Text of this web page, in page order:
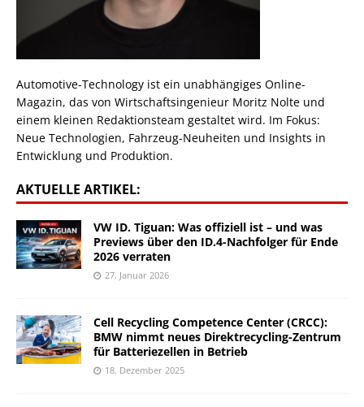
Automotive-Technology ist ein unabhängiges Online-
Magazin, das von Wirtschaftsingenieur Moritz Nolte und
einem kleinen Redaktionsteam gestaltet wird. Im Fokus:
Neue Technologien, Fahrzeug-Neuheiten und Insights in
Entwicklung und Produktion.
AKTUELLE ARTIKEL:
VW ID. Tiguan: Was offiziell ist – und was
Previews über den ID.4-Nachfolger für Ende
2026 verraten
27. Januar 2026
Cell Recycling Competence Center (CRCC):
BMW nimmt neues Direktrecycling-Zentrum
für Batteriezellen in Betrieb
18. Dezember 2025